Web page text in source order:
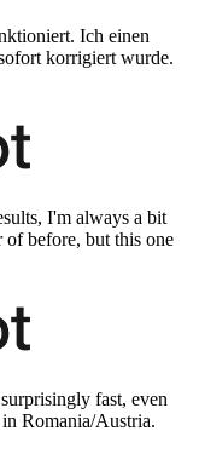
Ich einen
korrigiert wurde.
I'm always a bit
of before, but this one
fast, even
in Romania/Austria.